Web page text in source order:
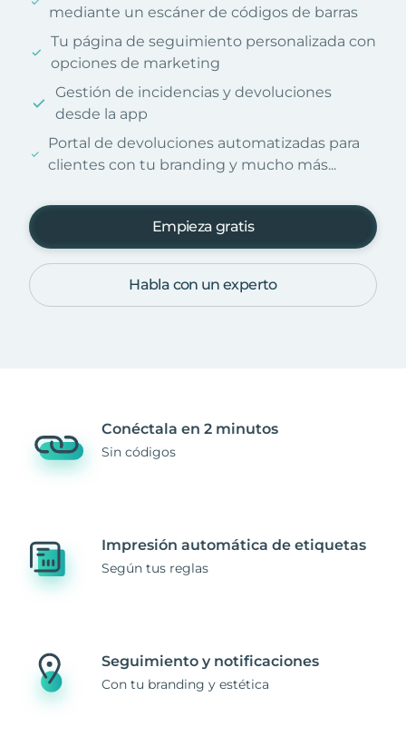
mediante un escáner de códigos de barras
Tu página de seguimiento personalizada con
opciones de marketing
Gestión de incidencias y devoluciones
desde la app
Portal de devoluciones automatizadas para
clientes con tu branding y mucho más...
Empieza gratis
Habla con un experto
Conéctala en 2 minutos
Sin códigos
Impresión automática de etiquetas
Según tus reglas
Seguimiento y notificaciones
Con tu branding y estética